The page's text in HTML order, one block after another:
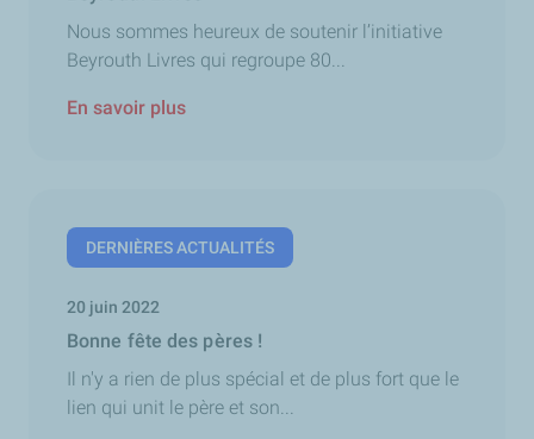
Nous sommes heureux de soutenir l’initiative
Beyrouth Livres qui regroupe 80...
En savoir plus
DERNIÈRES ACTUALITÉS
20 juin 2022
Bonne fête des pères !
Il n'y a rien de plus spécial et de plus fort que le
lien qui unit le père et son...